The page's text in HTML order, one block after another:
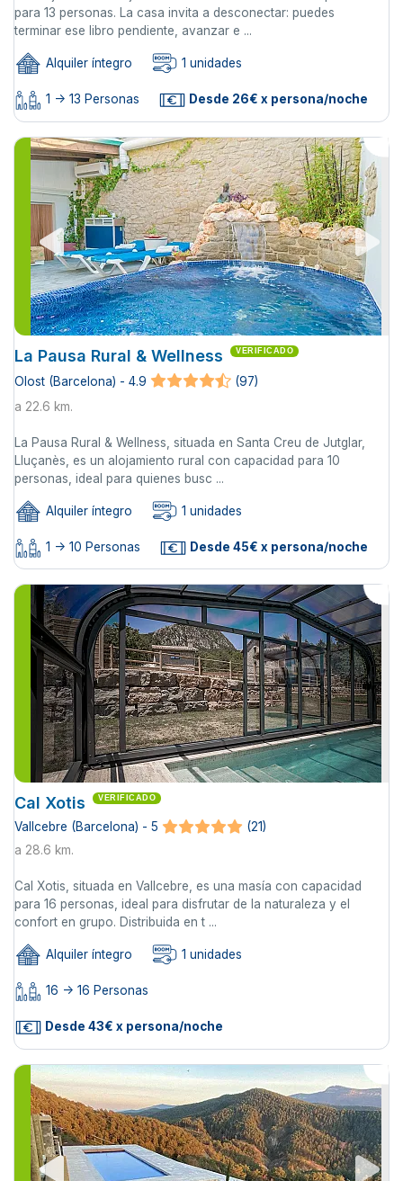
para 13 personas. La casa invita a desconectar: puedes
terminar ese libro pendiente, avanzar e ...
Alquiler íntegro 1 unidades
1 -> 13 Personas Desde 26€ x persona/noche
La Pausa Rural & Wellness VERIFICADO
Olost (Barcelona) - 4.9
(97)
a 22.6 km.
La Pausa Rural & Wellness, situada en Santa Creu de Jutglar,
Lluçanès, es un alojamiento rural con capacidad para 10
personas, ideal para quienes busc ...
Alquiler íntegro 1 unidades
1 -> 10 Personas Desde 45€ x persona/noche
Cal Xotis VERIFICADO
Vallcebre (Barcelona) - 5
(21)
a 28.6 km.
Cal Xotis, situada en Vallcebre, es una masía con capacidad
para 16 personas, ideal para disfrutar de la naturaleza y el
confort en grupo. Distribuida en t ...
Alquiler íntegro 1 unidades
16 -> 16 Personas
Desde 43€ x persona/noche